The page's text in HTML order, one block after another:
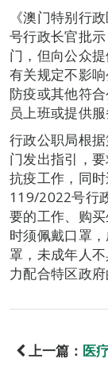
《澳门特别行
号行政长官批
门，但向公众
有关规定不影
防疫或其他符
员上班或提供服
行政公职局根
门发出指引，
抗疫工作，同
119/2022号行
要的工作、购
时须佩戴口罩
罩，未成年人
力配合特区政府
上一篇： 医